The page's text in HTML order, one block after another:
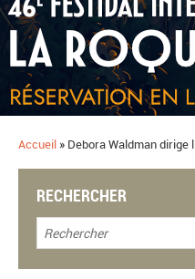
Accueil » Debora Waldman
RECHERCHER